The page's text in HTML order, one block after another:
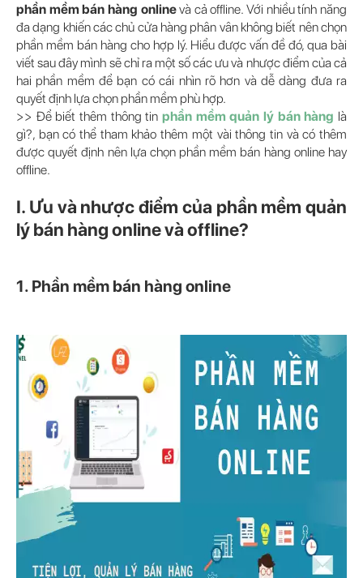
phần mềm bán hàng onlinevà cả offline. Với nhiều tính năng
đa dạng khiến các chủ cửa hàng phân vân không biết nên chọn
phần mềm bán hàng cho hợp lý. Hiểu được vấn đề đó, qua bài
viết sau đây mình sẽ chỉ ra một số các ưu và nhược điểm của cả
hai phần mềm để bạn có cái nhìn rõ hơn và dễ dàng đưa ra
quyết định lựa chọn phần mềm phù hợp.
>> Để biết thêm thông tin phần mềm quản lý bán hàng là
gì?, bạn có thể tham khảo thêm một vài thông tin và có thêm
được quyết định nên lựa chọn phần mềm bán hàng online hay
offline.
I. Ưu và nhược điểm của phần mềm quản
lý bán hàng online và offline?
1. Phần mềm bán hàng online